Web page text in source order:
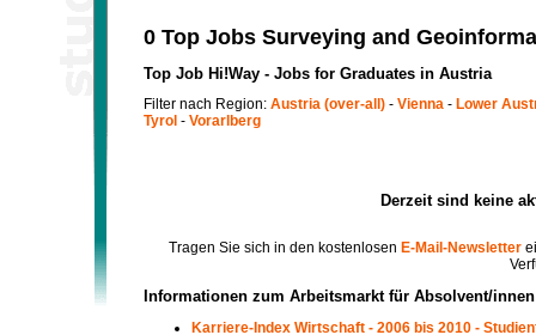
0 Top Jobs Surveying and
Top Job Hi!Way - Jobs for Graduates in Austria
Filter nach Region: Austria (over-all) - Vienna - Lower
Tyrol - Vorarlberg
Derzeit sind keine
Tragen Sie sich in den kostenlosen E-Mail-Newsletter
Informationen zum Arbeitsmarkt für Absolvent/
Karriere-Index Wirtschaft - 2006 bis 2010 -